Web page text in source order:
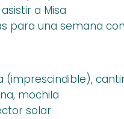
a Misa
para una semana
(imprescindible),
mochila
solar